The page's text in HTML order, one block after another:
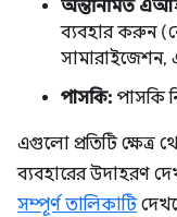
অন্তর্নির্মিত
ব্যবহার করুন
সামারাইজেশন,
পাসকি: পাসকি
এগুলো প্রতিটি ক্ষেত্র
ব্যবহারের উদাহরণ
সম্পূর্ণ তালিকাটি